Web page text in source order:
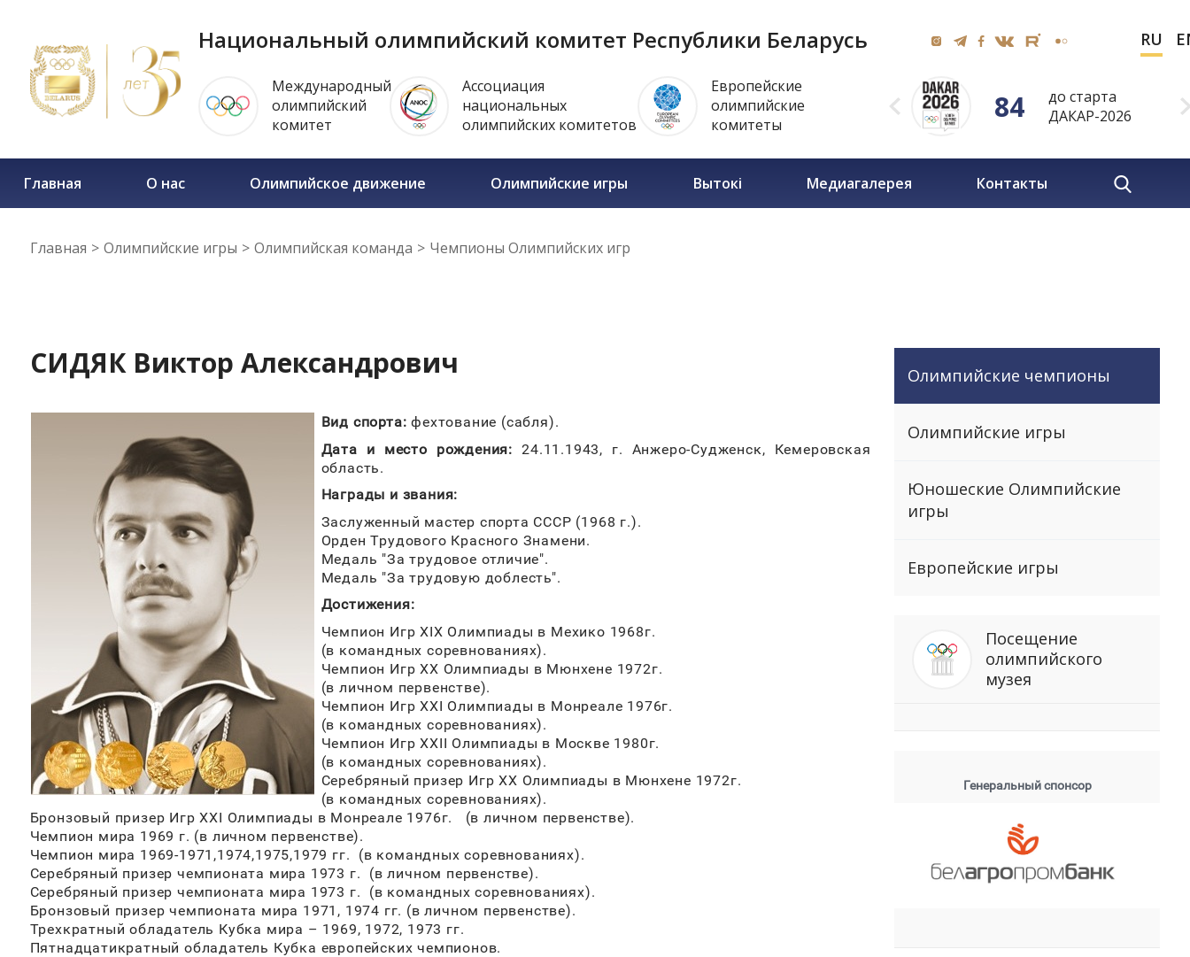
Национальный олимпийский комитет Республики Беларусь RU
Международный
олимпийский
комитет
Ассоциация
национальных
олимпийских комитетов
Европейские
олимпийские
комитеты
84
до старта
ДАКАР-2026
Главная О нас Олимпийское движение Олимпийские игры Вытокi Медиагалерея Контакты
Главная > Олимпийские игры > Олимпийская команда > Чемпионы Олимпийских игр
СИДЯК Виктор Александрович
Вид спорта: фехтование (сабля).
Дата и место рождения: 24.11.1943, г. Анжеро-Судженск, Кемеровская
область.
Награды и звания:
Заслуженный мастер спорта СССР (1968 г.).
Орден Трудового Красного Знамени.
Медаль "За трудовое отличие".
Медаль "За трудовую доблесть".
Достижения:
Чемпион Игр XIX Олимпиады в Мехико 1968г.
(в командных соревнованиях).
Чемпион Игр ХХ Олимпиады в Мюнхене 1972г.
(в личном первенстве).
Чемпион Игр XXI Олимпиады в Монреале 1976г.
(в командных соревнованиях).
Чемпион Игр XXII Олимпиады в Москве 1980г.
(в командных соревнованиях).
Серебряный призер Игр XX Олимпиады в Мюнхене 1972г.
(в командных соревнованиях).
Бронзовый призер Игр XXI Олимпиады в Монреале 1976г. (в личном первенстве).
Чемпион мира 1969 г. (в личном первенстве).
Чемпион мира 1969-1971,1974,1975,1979 гг. (в командных соревнованиях).
Серебряный призер чемпионата мира 1973 г. (в личном первенстве).
Серебряный призер чемпионата мира 1973 г. (в командных соревнованиях).
Бронзовый призер чемпионата мира 1971, 1974 гг. (в личном первенстве).
Трехкратный обладатель Кубка мира – 1969, 1972, 1973 гг.
Пятнадцатикратный обладатель Кубка европейских чемпионов.
Олимпийские чемпионы
Олимпийские игры
Юношеские Олимпийские
игры
Европейские игры
Посещение
олимпийского
музея
Генеральный спонсор